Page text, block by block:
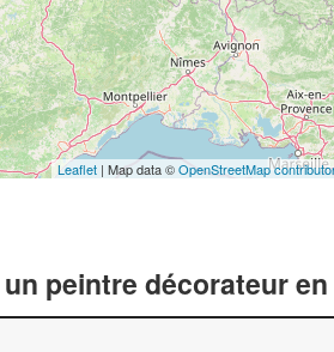
Leaflet | Map data ©OpenStreetMap
peintre décorateur